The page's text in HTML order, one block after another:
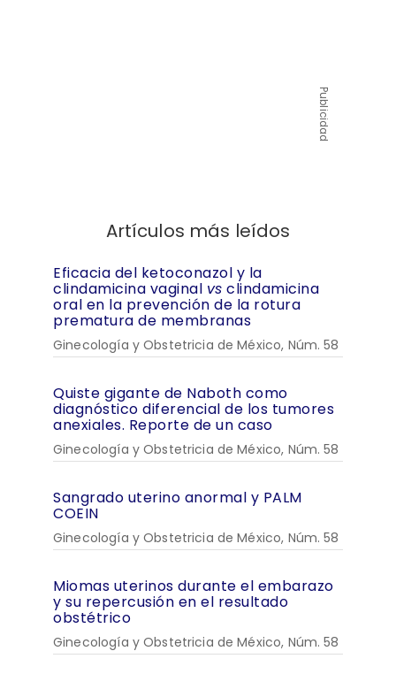
Publicidad
Artículos más leídos
Eficacia del ketoconazol y la
clindamicina vaginal vs clindamicina
oral en la prevención de la rotura
prematura de membranas
Ginecología y Obstetricia de México, Núm. 58
Quiste gigante de Naboth como
diagnóstico diferencial de los tumores
anexiales. Reporte de un caso
Ginecología y Obstetricia de México, Núm. 58
Sangrado uterino anormal y PALM
COEIN
Ginecología y Obstetricia de México, Núm. 58
Miomas uterinos durante el embarazo
y su repercusión en el resultado
obstétrico
Ginecología y Obstetricia de México, Núm. 58